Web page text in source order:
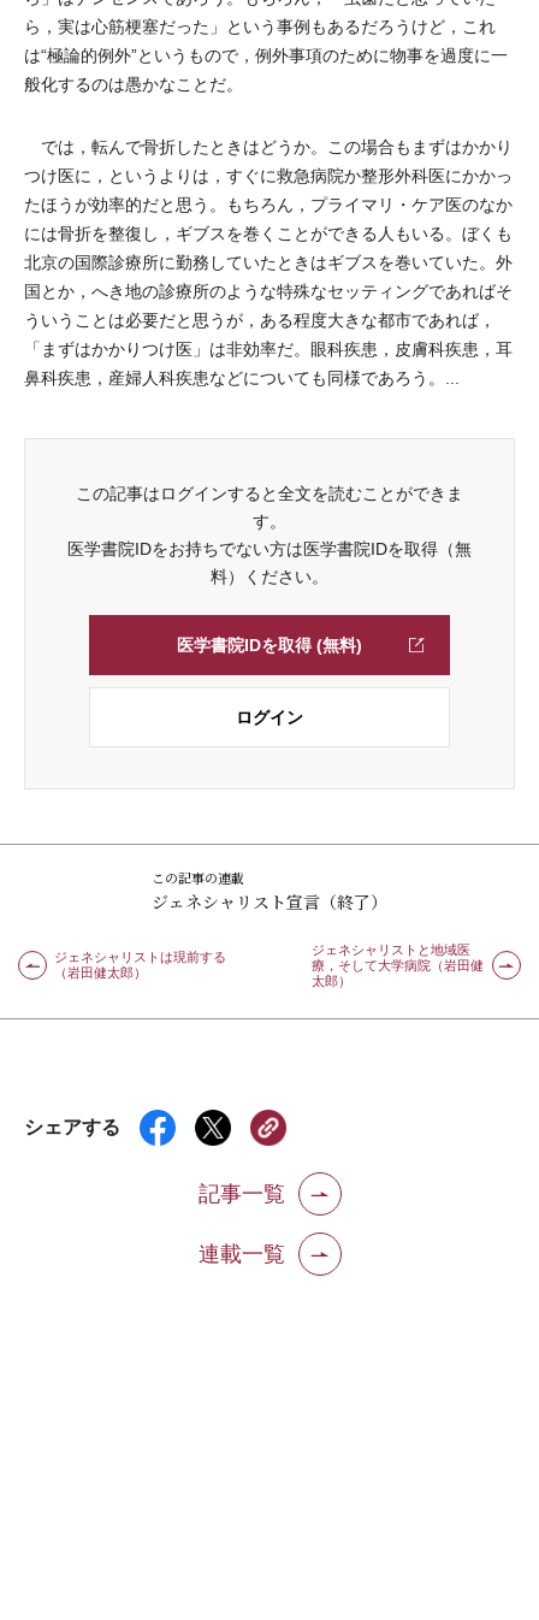
ら，実は心筋梗塞だった」という事例もあるだろうけど，これ
は“極論的例外”というもので，例外事項のために物事を過度に一
般化するのは愚かなことだ。
では，転んで骨折したときはどうか。この場合もまずはかかり
つけ医に，というよりは，すぐに救急病院か整形外科医にかかっ
たほうが効率的だと思う。もちろん，プライマリ・ケア医のなか
には骨折を整復し，ギブスを巻くことができる人もいる。ぼくも
北京の国際診療所に勤務していたときはギブスを巻いていた。外
国とか，へき地の診療所のような特殊なセッティングであればそ
ういうことは必要だと思うが，ある程度大きな都市であれば，
「まずはかかりつけ医」は非効率だ。眼科疾患，皮膚科疾患，耳
鼻科疾患，産婦人科疾患などについても同様であろう。...
この記事はログインすると全文を読むことができま
す。
医学書院IDをお持ちでない方は医学書院IDを取得（無
料）ください。
医学書院IDを取得 (無料)
ログイン
この記事の連載
ジェネシャリスト宣言（終了）
ジェネシャリストは現前する
（岩田健太郎）
ジェネシャリストと地域医
療，そして大学病院（岩田健
太郎）
シェアする
記事一覧
連載一覧